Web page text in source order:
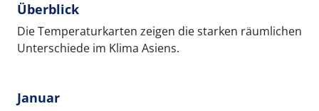
Überblick
Die Temperaturkarten zeigen die starken räumlichen
Unterschiede im Klima Asiens.
Januar